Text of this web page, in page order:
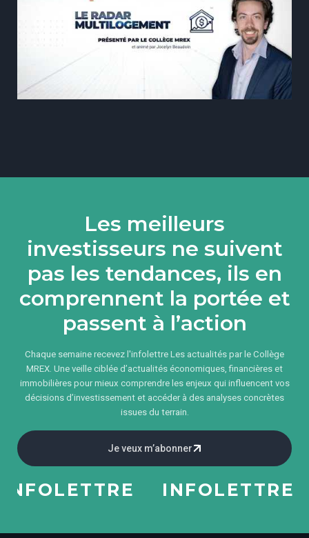
Les meilleurs
investisseurs ne suivent
pas les tendances, ils en
comprennent la portée et
passent à l’action
Chaque semaine recevez l'infolettre Les actualités par le Collège
MREX. Une veille ciblée d’actualités économiques, financières et
immobilières pour mieux comprendre les enjeux qui influencent vos
décisions d’investissement et accéder à des analyses concrètes
issues du terrain.
Je veux m’abonner
INFOLETTRE